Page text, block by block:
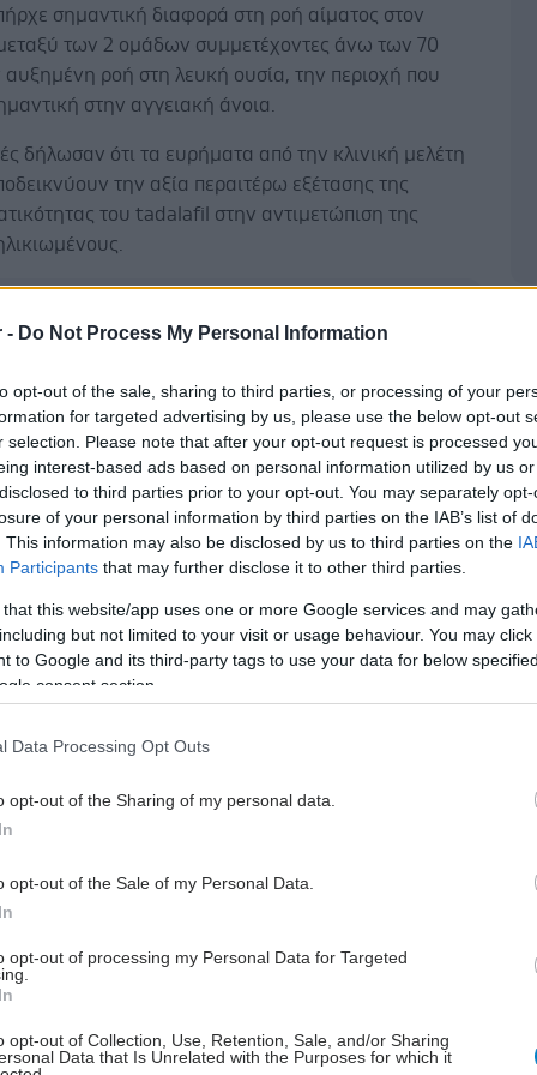
- Do Not Process My Personal Information
opt-out of the sale, sharing to third parties, or processing of your
for targeted advertising by us, please use the below opt-out
selection. Please note that after your opt-out request is processed
interest-based ads based on personal information utilized by us
to third parties prior to your opt-out. You may separately
of your personal information by third parties on the IAB’s list of
This information may also be disclosed by us to third parties on the
Participants that may further disclose it to other third parties.
that this website/app uses one or more Google services and may
but not limited to your visit or usage behaviour. You may
to Google and its third-party tags to use your data for below
consent section.
Data Processing Opt Outs
opt-out of the Sharing of my personal data.
opt-out of the Sale of my Personal Data.
opt-out of processing my Personal Data for Targeted
opt-out of Collection, Use, Retention, Sale, and/or Sharing
Data that Is Unrelated with the Purposes for which it
σημαντική διαφορά στη ροή αίματος στον
των 2 ομάδων συμμετέχοντες άνω των 70
αυξημένη ροή στη λευκή ουσία, την περιοχή που
στην αγγειακή άνοια.
δήλωσαν ότι τα ευρήματα από την κλινική μελέτη
την αξία περαιτέρω εξέτασης της
του tadalafil στην αντιμετώπιση της
προσπάθησαν να αναστρέψουν τη μείωση της
στον εγκέφαλο. Αν και δεν είδαν σημαντική
από μια δόση tadalafil, δεν μπορούν να
την πιθανότητα οφέλους από μακροχρόνια χρήση.
νέες έρευνες.
Hainsworth δήλωσε ότι φάρμακα για τη στυτική
αξίζει να μελετηθούν περισσότερο για πιθανή
στην άνοια.
δημοσιεύτηκαν πρόσφατα στο Alzheimer's &
& Dementia.
σήμερα
Κορίνθου: Τμήμα ψευδοροφής κατέρρευσε στα
ΤΕΠ
Καρδίτσα ο Άδ. Γεωργιάδης για την παραλαβή 7
του ΕΚΑΒ και τα εγκαίνια του ΚΥ Σοφάδων